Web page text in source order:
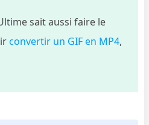
sait aussi faire le
convertir un GIF en MP4,